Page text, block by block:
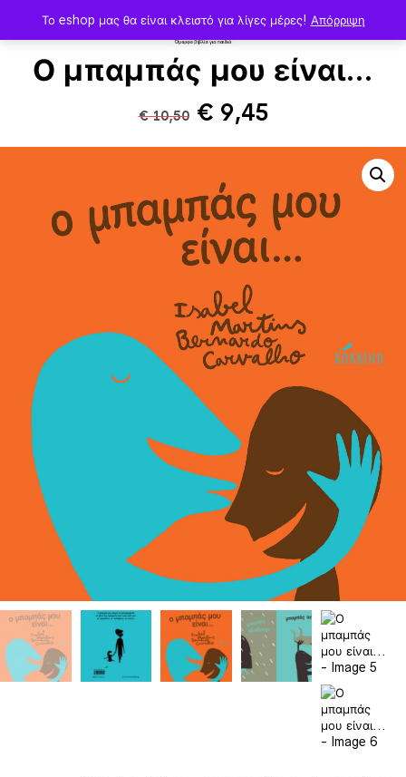
Το eshop μας θα είναι κλειστό για λίγες μέρες! Απόρριψη
Ο μπαμπάς μου είναι…
€10,50 Original
was:
€ 10,50.
€ 9,45Η
τιμή
€ 9,45.